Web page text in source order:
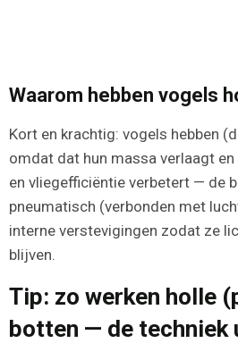
Waarom hebben vogels
Kort en krachtig: vogels hebben
omdat dat hun massa verlaagt
en vliegefficiëntie verbetert — de
pneumatisch (verbonden met
interne verstevigingen zodat ze
blijven.
Tip: zo werken holle
botten — de techniek